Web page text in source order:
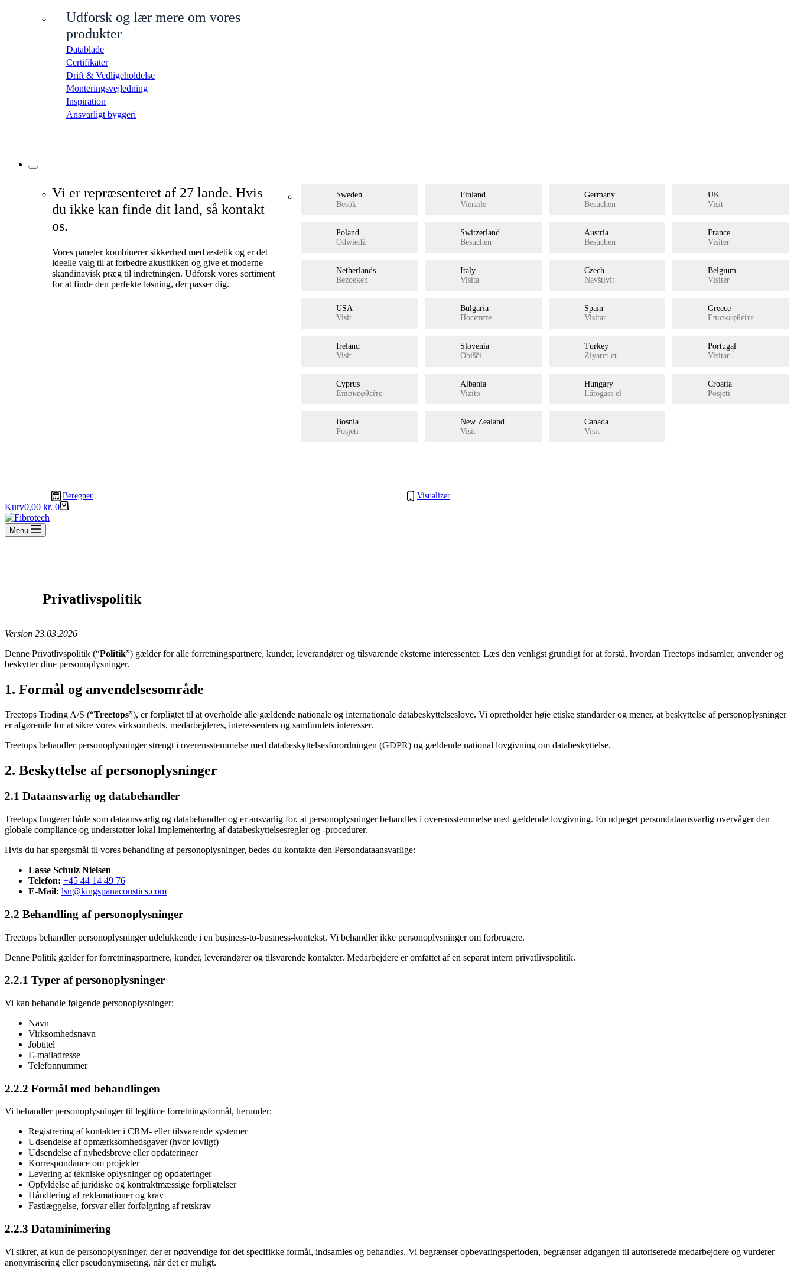
Udforsk og lær mere om vores
produkter
Datablade
Certifikater
Drift & Vedligeholdelse
Monteringsvejledning
Inspiration
Ansvarligt byggeri
Vi er repræsenteret af 27 lande. Hvis
du ikke kan finde dit land, så kontakt
os.
Vores paneler kombinerer sikkerhed med æstetik og er det
ideelle valg til at forbedre akustikken og give et moderne
skandinavisk præg til indretningen. Udforsk vores sortiment
for at finde den perfekte løsning, der passer dig.
Sweden
Besök
Finland
Vieraile
Germany
Besuchen
UK
Visit
Poland
Odwiedź
Switzerland
Besuchen
Austria
Besuchen
France
Visiter
Netherlands
Bezoeken
Italy
Visita
Czech
Navštívit
Belgium
Visiter
USA
Visit
Bulgaria
Посетете
Spain
Visitar
Greece
Επισκεφθείτε
Ireland
Visit
Slovenia
Obišči
Turkey
Ziyaret et
Portugal
Visitar
Cyprus
Επισκεφθείτε
Albania
Vizito
Hungary
Látogass el
Croatia
Posjeti
Bosnia
Posjeti
New Zealand
Visit
Canada
Visit
Beregner Visualizer
Kurv0,00 kr. 0
Menu
Privatlivspolitik
Version 23.03.2026
Denne Privatlivspolitik (“Politik”) gælder for alle forretningspartnere, kunder, leverandører og tilsvarende eksterne interessenter. Læs den venligst grundigt for at forstå, hvordan Treetops indsamler, anvender og
beskytter dine personoplysninger.
1. Formål og anvendelsesområde
Treetops Trading A/S (“Treetops”), er forpligtet til at overholde alle gældende nationale og internationale databeskyttelseslove. Vi opretholder høje etiske standarder og mener, at beskyttelse af personoplysninger
er afgørende for at sikre vores virksomheds, medarbejderes, interessenters og samfundets interesser.
Treetops behandler personoplysninger strengt i overensstemmelse med databeskyttelsesforordningen (GDPR) og gældende national lovgivning om databeskyttelse.
2. Beskyttelse af personoplysninger
2.1 Dataansvarlig og databehandler
Treetops fungerer både som dataansvarlig og databehandler og er ansvarlig for, at personoplysninger behandles i overensstemmelse med gældende lovgivning. En udpeget persondataansvarlig overvåger den
globale compliance og understøtter lokal implementering af databeskyttelsesregler og -procedurer.
Hvis du har spørgsmål til vores behandling af personoplysninger, bedes du kontakte den Persondataansvarlige:
Lasse Schulz Nielsen
Telefon: +45 44 14 49 76
E-Mail: lsn@kingspanacoustics.com
2.2 Behandling af personoplysninger
Treetops behandler personoplysninger udelukkende i en business-to-business-kontekst. Vi behandler ikke personoplysninger om forbrugere.
Denne Politik gælder for forretningspartnere, kunder, leverandører og tilsvarende kontakter. Medarbejdere er omfattet af en separat intern privatlivspolitik.
2.2.1 Typer af personoplysninger
Vi kan behandle følgende personoplysninger:
Navn
Virksomhedsnavn
Jobtitel
E-mailadresse
Telefonnummer
2.2.2 Formål med behandlingen
Vi behandler personoplysninger til legitime forretningsformål, herunder:
Registrering af kontakter i CRM- eller tilsvarende systemer
Udsendelse af opmærksomhedsgaver (hvor lovligt)
Udsendelse af nyhedsbreve eller opdateringer
Korrespondance om projekter
Levering af tekniske oplysninger og opdateringer
Opfyldelse af juridiske og kontraktmæssige forpligtelser
Håndtering af reklamationer og krav
Fastlæggelse, forsvar eller forfølgning af retskrav
2.2.3 Dataminimering
Vi sikrer, at kun de personoplysninger, der er nødvendige for det specifikke formål, indsamles og behandles. Vi begrænser opbevaringsperioden, begrænser adgangen til autoriserede medarbejdere og vurderer
anonymisering eller pseudonymisering, når det er muligt.